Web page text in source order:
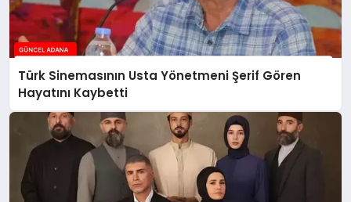
Türk Sinemasının Usta Yönetmeni Şerif Gören
Hayatını Kaybetti